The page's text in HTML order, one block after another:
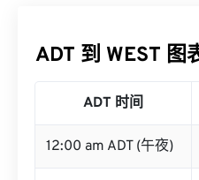
ADT 到 WEST 图
ADT 时间
12:00 am ADT (午夜)